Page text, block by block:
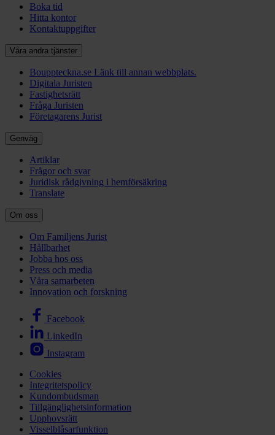
Boka tid
Hitta kontor
Kontaktuppgifter
Våra andra tjänster
Bouppteckna.se Länk till annan webbplats.
Digitala Juristen
Fastighetsrätt
Fråga Juristen
Företagarens Jurist
Genväg
Artiklar
Frågor och svar
Juridisk rådgivning i hemförsäkring
Translate
Om oss
Om Familjens Jurist
Hållbarhet
Jobba hos oss
Press och media
Våra samarbeten
Innovation och forskning
Facebook
LinkedIn
Instagram
Cookies
Integritetspolicy
Kundombudsman
Tillgänglighetsinformation
Upphovsrätt
Visselblåsarfunktion